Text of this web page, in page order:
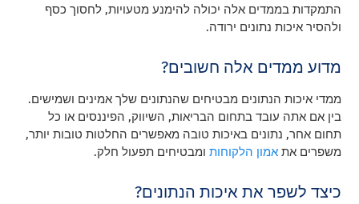
התמקדות בממדים אלה יכולה להימנע מטעויות, לחסוך כסף
ולהסיר איכות נתונים ירודה.
מדוע ממדים אלה חשובים?
ממדי איכות הנתונים מבטיחים שהנתונים שלך אמינים ושמישים.
בין אם אתה עובד בתחום הבריאות, השיווק, הפיננסים או כל
תחום אחר, נתונים באיכות טובה מאפשרים החלטות טובות יותר,
משפרים אתאמון הלקוחות ומבטיחים תפעול חלק.
כיצד לשפר את איכות הנתונים?